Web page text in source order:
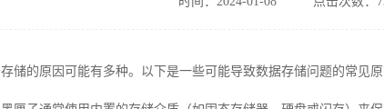
储的原因可能有多种。以下是一些可能导致数据存储问题的常见原